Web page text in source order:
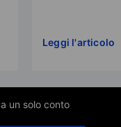
Leggi l'articolo
un solo conto